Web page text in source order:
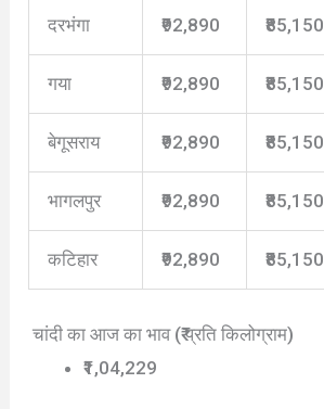
दरभंगा ₹92,890 ₹85,150
गया ₹92,890 ₹85,150
बेगूसराय ₹92,890 ₹85,150
भागलपुर ₹92,890 ₹85,150
कटिहार ₹92,890 ₹85,150
चांदी का आज का भाव (₹ प्रति किलोग्राम)
₹1,04,229